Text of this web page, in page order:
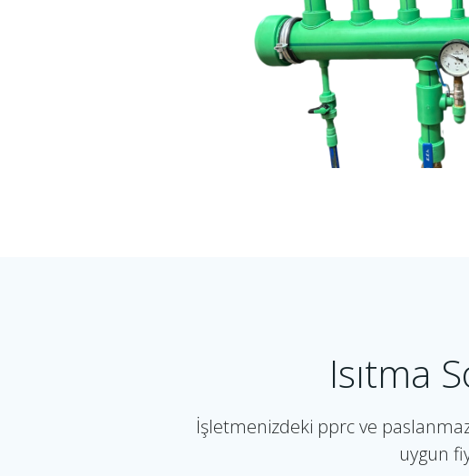
Isıtma
İşletmenizdeki pprc ve
uygun